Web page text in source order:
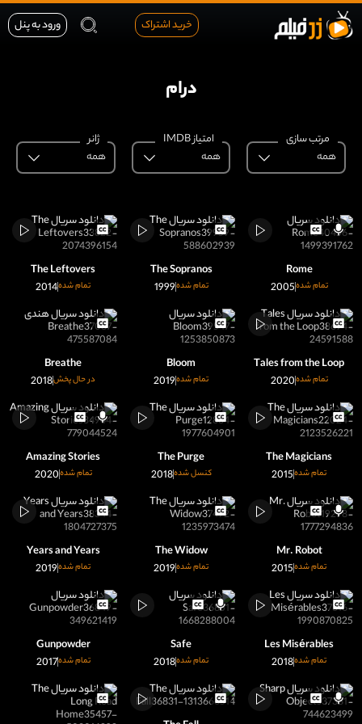
خرید اشتراک ورود به پنل
درام
مرتب سازی
همه
امتیاز IMDB
همه
ژانر
همه
Rome
2005تمام شده
The Sopranos
1999تمام شده
The Leftovers
2014تمام شده
Tales from the Loop
2020تمام شده
Bloom
2019تمام شده
Breathe
2018در حال پخش
The Magicians
2015تمام شده
The Purge
2018کنسل شده
Amazing Stories
2020تمام شده
Mr. Robot
2015تمام شده
The Widow
2019تمام شده
Years and Years
2019تمام شده
Les Misérables
2018تمام شده
Safe
2018تمام شده
Gunpowder
2017تمام شده